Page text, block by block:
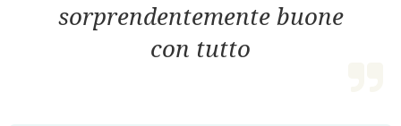
sorprendentemente buone
con tutto